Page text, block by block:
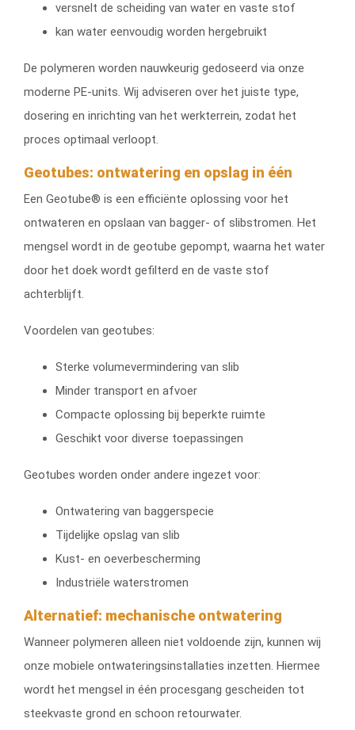
versnelt de scheiding van water en vaste stof
kan water eenvoudig worden hergebruikt
De polymeren worden nauwkeurig gedoseerd via onze
moderne PE-units. Wij adviseren over het juiste type,
dosering en inrichting van het werkterrein, zodat het
proces optimaal verloopt.
Geotubes: ontwatering en opslag in één
Een Geotube® is een efficiënte oplossing voor het
ontwateren en opslaan van bagger- of slibstromen. Het
mengsel wordt in de geotube gepompt, waarna het water
door het doek wordt gefilterd en de vaste stof
achterblijft.
Voordelen van geotubes:
Sterke volumevermindering van slib
Minder transport en afvoer
Compacte oplossing bij beperkte ruimte
Geschikt voor diverse toepassingen
Geotubes worden onder andere ingezet voor:
Ontwatering van baggerspecie
Tijdelijke opslag van slib
Kust- en oeverbescherming
Industriële waterstromen
Alternatief: mechanische ontwatering
Wanneer polymeren alleen niet voldoende zijn, kunnen wij
onze mobiele ontwateringsinstallaties inzetten. Hiermee
wordt het mengsel in één procesgang gescheiden tot
steekvaste grond en schoon retourwater.